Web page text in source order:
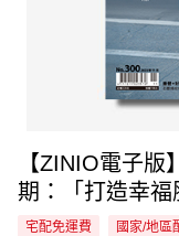
【ZINIO電子
期：「打造幸福
宅配免運費 國家/地區